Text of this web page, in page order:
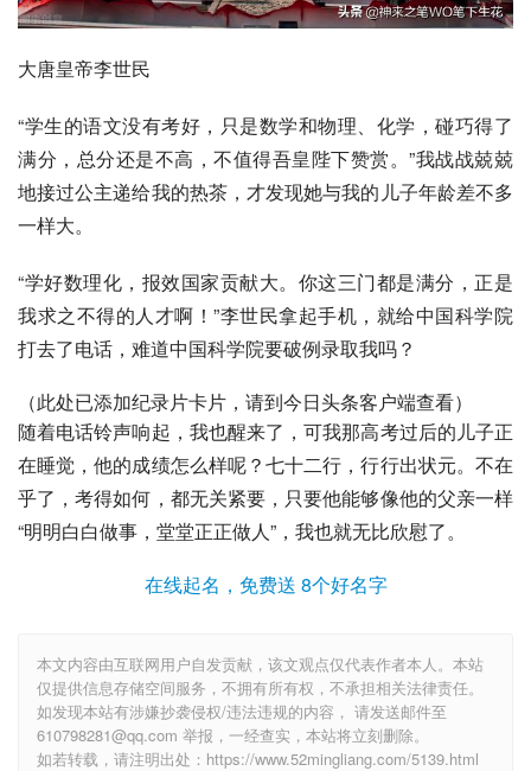
大唐皇帝李世民
“学生的语文没有考好，只是数学和物理、化学，碰巧得了
满分，总分还是不高，不值得吾皇陛下赞赏。”我战战兢兢
地接过公主递给我的热茶，才发现她与我的儿子年龄差不多
一样大。
“学好数理化 ，报效国家贡献大。你这三门都是满分，正是
我求之不得的人才啊！”李世民拿起手机，就给中国科学院
打去了电话，难道中国科学院要破例录取我吗？
（此处已添加纪录片卡片，请到今日头条客户端查看）
随着电话铃声响起，我也醒来了，可我那高考过后的儿子正
在睡觉，他的成绩怎么样呢？七十二行，行行出状元。不在
乎了，考得如何，都无关紧要，只要他能够像他的父亲一样
“明明白白做事，堂堂正正做人”，我也就无比欣慰了。
在线起名，免费送 8个好名字
本文内容由互联网用户自发贡献，该文观点仅代表作者本人。本站
仅提供信息存储空间服务，不拥有所有权，不承担相关法律责任。
如发现本站有涉嫌抄袭侵权/违法违规的内容， 请发送邮件至
610798281@qq.com 举报，一经查实，本站将立刻删除。
如若转载，请注明出处：https://www.52mingliang.com/5139.html